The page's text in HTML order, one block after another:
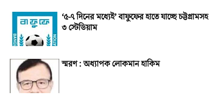
‘৫-৭ দিনের মধ্যেই’ বাফুফের হাতে যাচ্ছে চট্টগ্রামসহ
৩ স্টেডিয়াম
স্মরণ : অধ্যাপক লোকমান হাকিম